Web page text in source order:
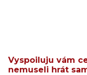
Vyspoiluju vám
nemuseli hrát